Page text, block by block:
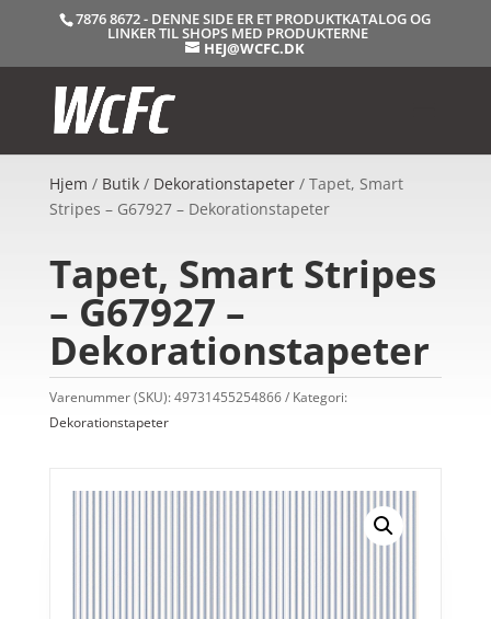
7876 8672 - DENNE SIDE ER ET PRODUKTKATALOG OG
LINKER TIL SHOPS MED PRODUKTERNE
HEJ@WCFC.DK
Hjem / Butik/ Dekorationstapeter/ Tapet, Smart
Stripes – G67927 – Dekorationstapeter
Tapet, Smart Stripes
– G67927 –
Dekorationstapeter
Varenummer (SKU):49731455254866
Kategori:
Dekorationstapeter